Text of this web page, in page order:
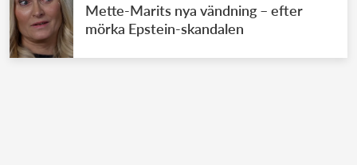
Mette-Marits nya vändning – efter
mörka Epstein-skandalen